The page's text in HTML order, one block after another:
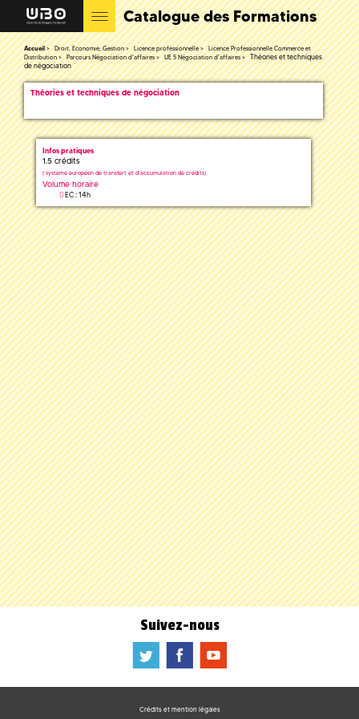
Catalogue des Formations
Accueil Droit, Economie, Gestion Licence professionnelle
Licence Professionnelle Commerce et
Distribution
Parcours Négociation d'affaires UE 5 Négociation d'affaires
Théories et techniques
de négociation
Théories et techniques de négociation
Infos pratiques
1.5 crédits
( système européen de transfert et d'accumulation de crédits)
Volume horaire
EC : 14h
Suivez-nous
a b f
Crédits et mention légales